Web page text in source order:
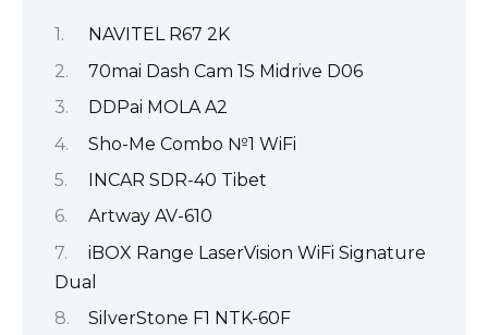
NAVITEL R67 2K
70mai Dash Cam 1S Midrive D06
DDPai MOLA A2
Sho-Me Combo №1 WiFi
INCAR SDR-40 Tibet
Artway AV-610
iBOX Range LaserVision WiFi Signature
Dual
SilverStone F1 NTK-60F